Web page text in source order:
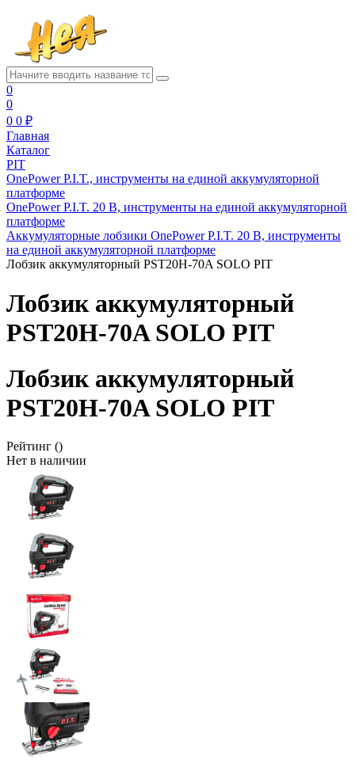
0
0
0 0 ₽
Главная
Каталог
PIT
OnePower P.I.T., инструменты на единой аккумуляторной
платформе
OnePower P.I.T. 20 В, инструменты на единой аккумуляторной
платформе
Аккумуляторные лобзики OnePower P.I.T. 20 В, инструменты
на единой аккумуляторной платформе
Лобзик аккумуляторный PST20H-70A SOLO PIT
Лобзик аккумуляторный
PST20H-70A SOLO PIT
Лобзик аккумуляторный
PST20H-70A SOLO PIT
Рейтинг ()
Нет в наличии